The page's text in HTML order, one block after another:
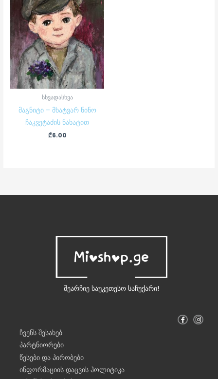
სხვადასხვა
მაგნიტი – მხატვარ ნინო
ჩაკვეტაძის ნახატით
₾6.00
შეარჩიე საუკეთესო საჩუქარი!
F
a
I
n
ჩვენს შესახებ
პარტნიორები
წესები და პირობები
ინფორმაციის დაცვის პოლიტიკა